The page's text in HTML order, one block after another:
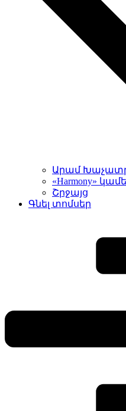
Արամ
«Harmony»
Շրջայց
Գնել տոմսեր